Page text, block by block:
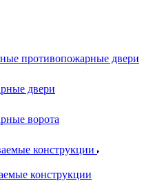
противопожарные двери
двери
ворота
конструкции
конструкции